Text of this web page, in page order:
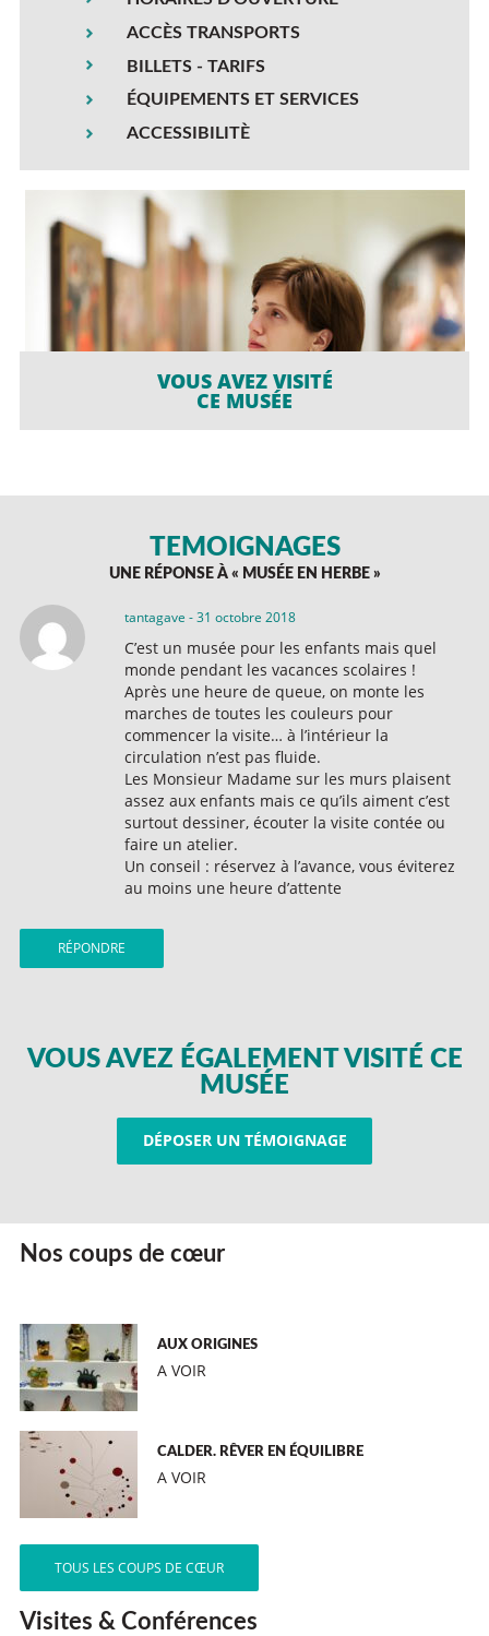
ACCÈS TRANSPORTS
BILLETS - TARIFS
ÉQUIPEMENTS ET SERVICES
ACCESSIBILITÈ
VOUS AVEZ VISITÉ
CE MUSÉE
TÉMOIGNAGES
UNE RÉPONSE À « MUSÉE EN HERBE»
tantagave -31 octobre 2018
C’est un musée pour les enfants mais quel
monde pendant les vacances scolaires !
Après une heure de queue, on monte les
marches de toutes les couleurs pour
commencer la visite… à l’intérieur la
circulation n’est pas fluide.
Les Monsieur Madame sur les murs plaisent
assez aux enfants mais ce qu’ils aiment c’est
surtout dessiner, écouter la visite contée ou
faire un atelier.
Un conseil : réservez à l’avance, vous éviterez
au moins une heure d’attente
RÉPONDRE
VOUS AVEZ ÉGALEMENT VISITÉ CE
MUSÉE
DÉPOSER UN TÉMOIGNAGE
Nos coups de cœur
AUX ORIGINES
A VOIR
CALDER. RÊVER EN ÉQUILIBRE
A VOIR
TOUS LES COUPS DE CŒUR
Visites & Conférences